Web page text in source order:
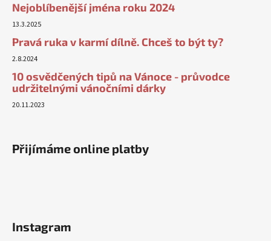
Nejoblíbenější jména roku 2024
13.3.2025
Pravá ruka v karmí dílně. Chceš to být ty?
2.8.2024
10 osvědčených tipů na Vánoce - průvodce
udržitelnými vánočními dárky
20.11.2023
Přijímáme online platby
Instagram